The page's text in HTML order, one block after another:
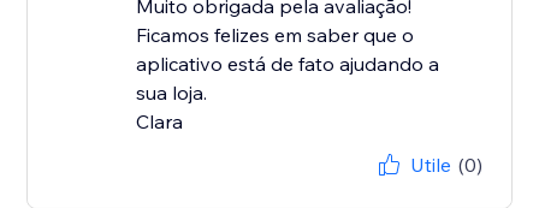
Muito obrigada pela avaliação!
Ficamos felizes em saber que o
aplicativo está de fato ajudando a
sua loja.
Clara
Utile (0)